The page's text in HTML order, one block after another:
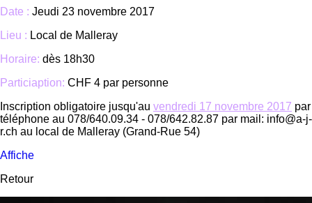
Date : Jeudi 23 novembre 2017
Lieu : Local de Malleray
Horaire: dès 18h30
Particiaption: CHF 4 par personne
Inscription obligatoire jusqu'au vendredi 17 novembre 2017 par
téléphone au 078/640.09.34 - 078/642.82.87 par mail: info@a-j-
r.ch au local de Malleray (Grand-Rue 54)
Affiche
Retour